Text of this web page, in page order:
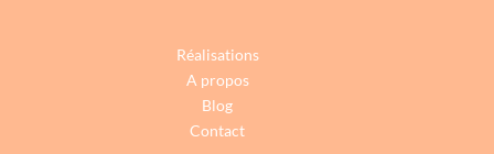
Réalisations
A propos
Blog
Contact